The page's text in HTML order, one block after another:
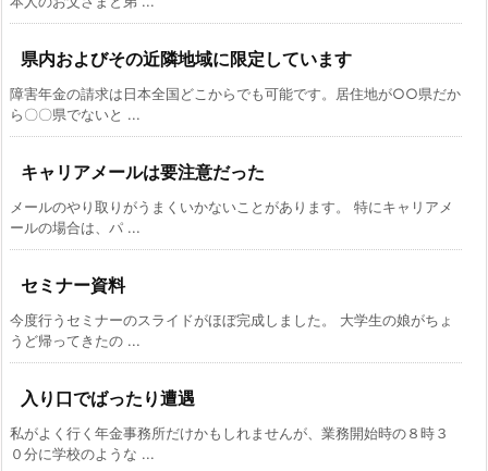
県内およびその近隣地域に限定しています
障害年金の請求は日本全国どこからでも可能です。居住地が○○県だか
ら〇〇県でないと ...
キャリアメールは要注意だった
メールのやり取りがうまくいかないことがあります。 特にキャリアメ
ールの場合は、パ ...
セミナー資料
今度行うセミナーのスライドがほぼ完成しました。 大学生の娘がちょ
うど帰ってきたの ...
入り口でばったり遭遇
私がよく行く年金事務所だけかもしれませんが、業務開始時の８時３
０分に学校のような ...